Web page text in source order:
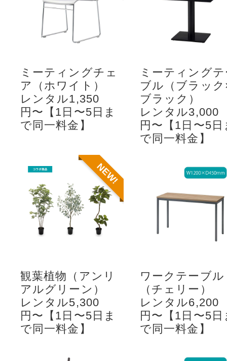
ミーティングチェ
ア（ホワイト）
レンタル1,350
円〜【1日〜5日ま
で同一料金】
ミーティング
ブル（ブラッ
ブラック）
レンタル3,000
円〜【1日〜5日
で同一料金】
観葉植物（アンリ
アルグリーン）
レンタル5,300
円〜【1日〜5日ま
で同一料金】
NEW!
ワークテーブル
（チェリー）
レンタル6,200
円〜【1日〜5日
で同一料金】